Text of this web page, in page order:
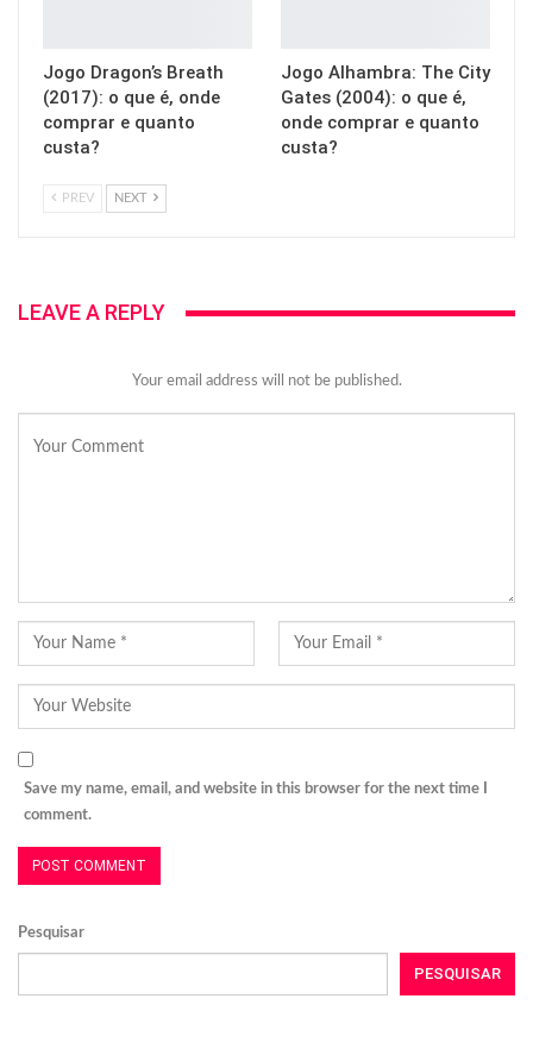
Jogo Dragon’s Breath
(2017): o que é, onde
comprar e quanto
custa?
Jogo Alhambra: The City
Gates (2004): o que é,
onde comprar e quanto
custa?
PREV NEXT
LEAVE A REPLY
Your email address will not be published.
Save my name, email, and website in this browser for the next time I
comment.
Pesquisar
PESQUISAR